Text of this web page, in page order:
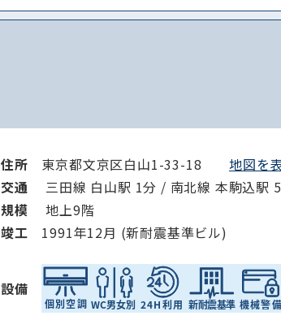
住所 東京都文京区白山1-33-18地図を
交通
三田線 白山駅 1分 / 南北線 本駒込駅
規模
地上9階
竣⼯ 1991年12月 (新耐震基準ビル)
設備